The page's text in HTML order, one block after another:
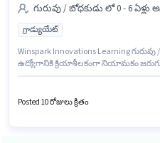
గురువు / బోధకుడు లో 0 - 6 ఏళ్లు
గ్రాడ్యుయేట్
Winspark Innovations Learning
ఉద్యోగానికి క్రియాశీలకంగా నియామకం
అనుభవం ఉన్న వారికి కోసం, నెల జీతం
Posted 10 రోజులు క్రితం